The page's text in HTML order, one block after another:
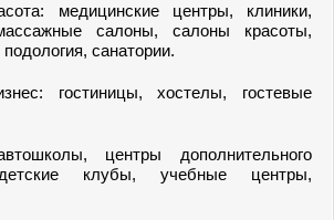
медицинские центры, клиники,
салоны, салоны красоты,
санатории.
гостиницы, хостелы, гостевые
центры дополнительного
клубы, учебные центры,